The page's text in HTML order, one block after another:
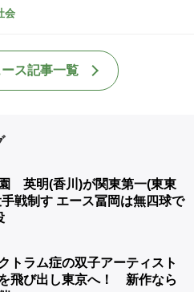
会
ス記事一覧
英明(香川)が関東第一(東東
戦制す エース冨岡は無四球で
トラム症の双子アーティスト
飛び出し東京へ！ 新作なら